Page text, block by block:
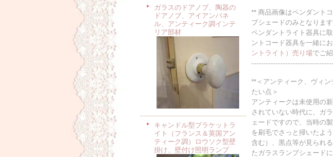
ガラスのドアノブ、陶器の
ドアノブ、アイアンパネ
ル、アンティーク調インテ
リア部材
キャンドル型ブラケットラ
イト（フランス＆英国アン
ティーク調）ロウソク型壁
掛け、壁付け照明ランプ
** 商品画像はペンダント
プシェードのみとなりま
ペンダントライト器具に
ントコード器具を一緒に
ントライト）売り場でご
**＜アンティーク、ヴィ
たい点＞
アンティークは未使用の
されていない時代に、ガ
ェードですので、当時の
を刷毛でさっと掃いたよ
含む）、黒点等が見られ
たガラスランプシェード